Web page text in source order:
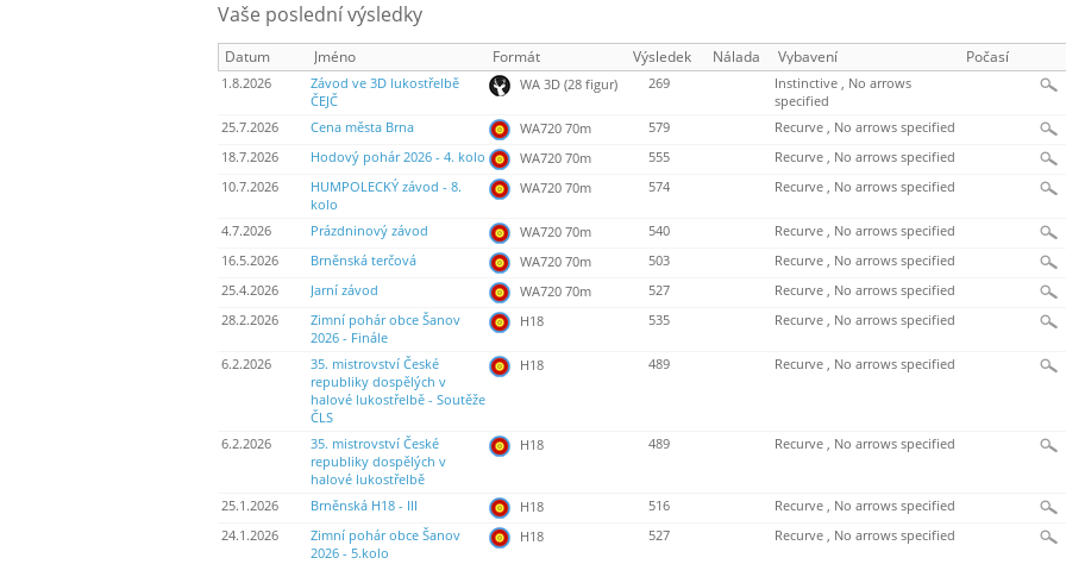
Vaše poslední výsledky
Datum Jméno Formát Výsledek Nálada Vybavení Počasí
1.8.2026
Závod ve 3D lukostřelbě
ČEJČ
WA 3D (28 figur) 269
Instinctive , No arrows
specified
25.7.2026
Cena města Brna WA720 70m 579
Recurve , No arrows specified
18.7.2026
Hodový pohár 2026 - 4. kolo WA720 70m 555
Recurve , No arrows specified
10.7.2026
HUMPOLECKÝ závod - 8.
kolo
WA720 70m 574 Recurve , No arrows specified
4.7.2026 Prázdninový závod WA720 70m 540
Recurve , No arrows specified
16.5.2026
Brněnská terčová WA720 70m 503
Recurve , No arrows specified
25.4.2026
Jarní závod WA720 70m 527
Recurve , No arrows specified
28.2.2026
Zimní pohár obce Šanov
2026 - Finále
H18 535 Recurve , No arrows specified
6.2.2026
35. mistrovství České
republiky dospělých v
halové lukostřelbě - Soutěže
ČLS
H18 489 Recurve , No arrows specified
6.2.2026
35. mistrovství České
republiky dospělých v
halové lukostřelbě
H18 489 Recurve , No arrows specified
25.1.2026 Brněnská H18 - III H18 516
Recurve , No arrows specified
24.1.2026
Zimní pohár obce Šanov
2026 - 5.kolo
H18 527 Recurve , No arrows specified